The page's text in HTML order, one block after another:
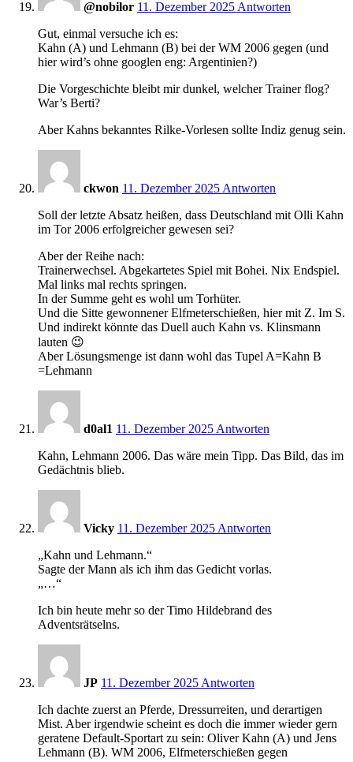
@nobilor 11. Dezember 2025 Antworten
Gut, einmal versuche ich es:
Kahn (A) und Lehmann (B) bei der WM 2006 gegen (und
hier wird’s ohne googlen eng: Argentinien?)
Die Vorgeschichte bleibt mir dunkel, welcher Trainer flog?
War’s Berti?
Aber Kahns bekanntes Rilke-Vorlesen sollte Indiz genug sein.
ckwon 11. Dezember 2025 Antworten
Soll der letzte Absatz heißen, dass Deutschland mit Olli Kahn
im Tor 2006 erfolgreicher gewesen sei?
Aber der Reihe nach:
Trainerwechsel. Abgekartetes Spiel mit Bohei. Nix Endspiel.
Mal links mal rechts springen.
In der Summe geht es wohl um Torhüter.
Und die Sitte gewonnener Elfmeterschießen, hier mit Z. Im S.
Und indirekt könnte das Duell auch Kahn vs. Klinsmann
lauten 😉
Aber Lösungsmenge ist dann wohl das Tupel A=Kahn B
=Lehmann
d0al1 11. Dezember 2025 Antworten
Kahn, Lehmann 2006. Das wäre mein Tipp. Das Bild, das im
Gedächtnis blieb.
Vicky 11. Dezember 2025 Antworten
„Kahn und Lehmann.“
Sagte der Mann als ich ihm das Gedicht vorlas.
„…“
Ich bin heute mehr so der Timo Hildebrand des
Adventsrätselns.
JP 11. Dezember 2025 Antworten
Ich dachte zuerst an Pferde, Dressurreiten, und derartigen
Mist. Aber irgendwie scheint es doch die immer wieder gern
geratene Default-Sportart zu sein: Oliver Kahn (A) und Jens
Lehmann (B). WM 2006, Elfmeterschießen gegen